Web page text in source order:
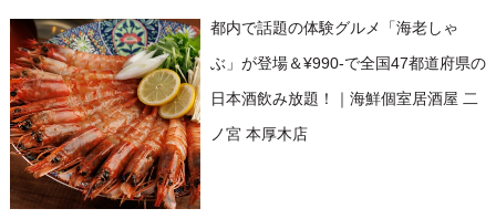
都内で話題の体験グルメ「海老しゃ
ぶ」が登場＆¥990-で全国47都道府県の
日本酒飲み放題！｜海鮮個室居酒屋 二
ノ宮 本厚木店